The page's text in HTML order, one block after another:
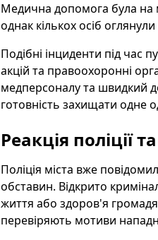
Медична допомога була на
однак кількох осіб
Подібні інциденти під час
акцій та правоохоронні
медперсоналу та швидкий
готовність захищати одне
Реакція поліції
Поліція міста вже
обставин. Відкрито
життя або здоров'я
перевіряють мотиви